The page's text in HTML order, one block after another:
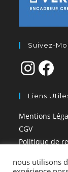
Suivez-
Liens
Mentions
CGV
Politique de
FAQ
nous utilisons